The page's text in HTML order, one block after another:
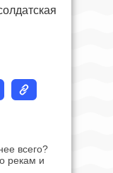
всего?
рекам и